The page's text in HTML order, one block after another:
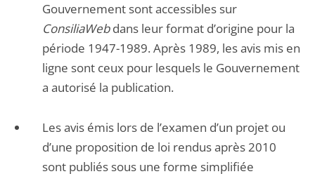
Gouvernement sont accessibles sur
ConsiliaWebdans leur format d’origine pour la
période 1947-1989. Après 1989, les avis mis en
ligne sont ceux pour lesquels le Gouvernement
a autorisé la publication.
Les avis émis lors de l’examen d’un projet ou
d’une proposition de loi rendus après 2010
sont publiés sous une forme simplifiée